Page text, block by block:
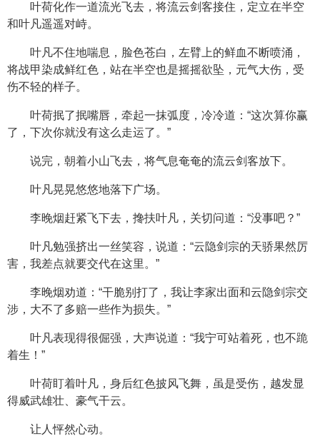
叶荷化作一道流光飞去，将流云剑客接住，定立在半空
和叶凡遥遥对峙。
叶凡不住地喘息，脸色苍白，左臂上的鲜血不断喷涌，
将战甲染成鲜红色，站在半空也是摇摇欲坠，元气大伤，受
伤不轻的样子。
叶荷抿了抿嘴唇，牵起一抹弧度，冷冷道：“这次算你赢
了，下次你就没有这么走运了。”
说完，朝着小山飞去，将气息奄奄的流云剑客放下。
叶凡晃晃悠悠地落下广场。
李晚烟赶紧飞下去，搀扶叶凡，关切问道：“没事吧？”
叶凡勉强挤出一丝笑容，说道：“云隐剑宗的天骄果然厉
害，我差点就要交代在这里。”
李晚烟劝道：“干脆别打了，我让李家出面和云隐剑宗交
涉，大不了多赔一些作为损失。”
叶凡表现得很倔强，大声说道：“我宁可站着死，也不跪
着生！”
叶荷盯着叶凡，身后红色披风飞舞，虽是受伤，越发显
得威武雄壮、豪气干云。
让人怦然心动。